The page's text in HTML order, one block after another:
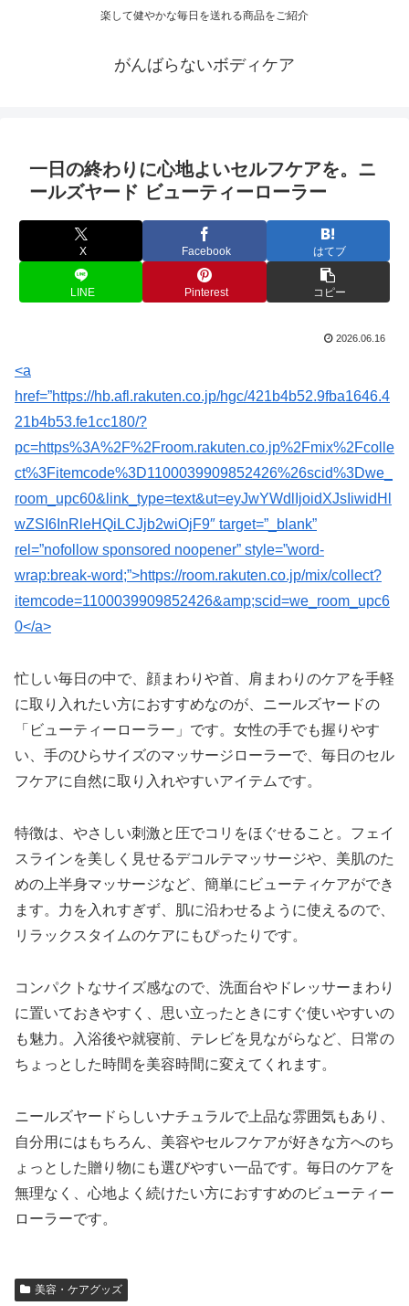
楽して健やかな毎日を送れる商品をご紹介
がんばらないボディケア
一日の終わりに心地よいセルフケアを。ニ
ールズヤード ビューティーローラー
X Facebook はてブ
LINE Pinterest コピー
2026.06.16
<a
href=”https://hb.afl.rakuten.co.jp/hgc/421b4b52.9fba1646.4
21b4b53.fe1cc180/?
pc=https%3A%2F%2Froom.rakuten.co.jp%2Fmix%2Fcolle
ct%3Fitemcode%3D1100039909852426%26scid%3Dwe_
room_upc60&link_type=text&ut=eyJwYWdlIjoidXJsIiwidHl
wZSI6InRleHQiLCJjb2wiOjF9″ target=”_blank”
rel=”nofollow sponsored noopener” style=”word-
wrap:break-word;”>https://room.rakuten.co.jp/mix/collect?
itemcode=1100039909852426&amp;scid=we_room_upc6
0</a>
忙しい毎日の中で、顔まわりや首、肩まわりのケアを手軽
に取り入れたい方におすすめなのが、ニールズヤードの
「ビューティーローラー」です。女性の手でも握りやす
い、手のひらサイズのマッサージローラーで、毎日のセル
フケアに自然に取り入れやすいアイテムです。
特徴は、やさしい刺激と圧でコリをほぐせること。フェイ
スラインを美しく見せるデコルテマッサージや、美肌のた
めの上半身マッサージなど、簡単にビューティケアができ
ます。力を入れすぎず、肌に沿わせるように使えるので、
リラックスタイムのケアにもぴったりです。
コンパクトなサイズ感なので、洗面台やドレッサーまわり
に置いておきやすく、思い立ったときにすぐ使いやすいの
も魅力。入浴後や就寝前、テレビを見ながらなど、日常の
ちょっとした時間を美容時間に変えてくれます。
ニールズヤードらしいナチュラルで上品な雰囲気もあり、
自分用にはもちろん、美容やセルフケアが好きな方へのち
ょっとした贈り物にも選びやすい一品です。毎日のケアを
無理なく、心地よく続けたい方におすすめのビューティー
ローラーです。
美容・ケアグッズ